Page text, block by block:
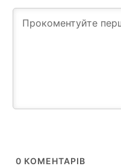
0 КОМЕНТАРІВ